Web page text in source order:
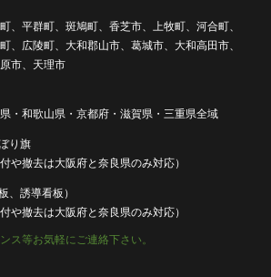
、平群町、斑鳩町、香芝市、上牧町、河合町、
、広陵町、大和郡山市、葛城市、大和高田市、
市、天理市
・和歌山県・京都府・滋賀県・三重県全域
り旗
や撤去は大阪府と奈良県のみ対応）
、誘導看板）
や撤去は大阪府と奈良県のみ対応）
ス等お気軽にご連絡下さい。